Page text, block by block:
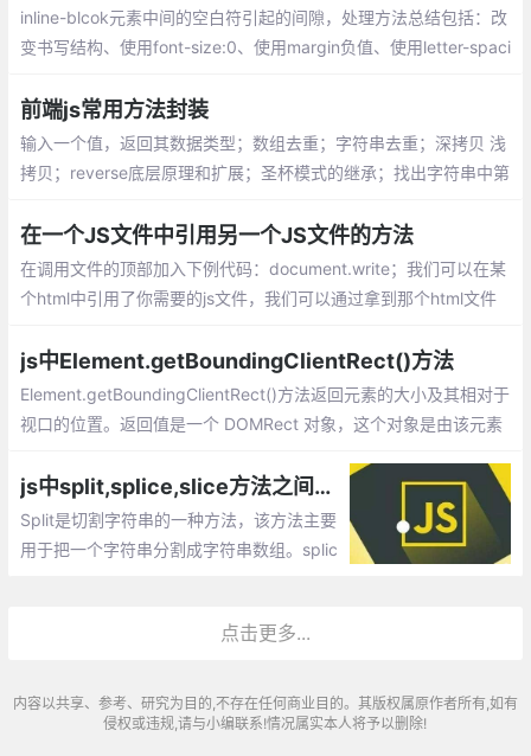
inline-blcok元素中间的空白符引起的间隙，处理方法总结包括：改
变书写结构、使用font-size:0、使用margin负值、使用letter-spaci
6等）、YUI的inline-block间隙处理等...
前端js常用方法封装
输入一个值，返回其数据类型；数组去重；字符串去重；深拷贝 浅
拷贝；reverse底层原理和扩展；圣杯模式的继承；找出字符串中第
在一个JS文件中引用另一个JS文件的方法
在调用文件的顶部加入下例代码：document.write；我们可以在某
个html中引用了你需要的js文件，我们可以通过拿到那个html文件
js中Element.getBoundingClientRect()方法
Element.getBoundingClientRect()方法返回元素的大小及其相对于
视口的位置。返回值是一个 DOMRect 对象，这个对象是由该元素
相关的CSS 边框集合
js中split,splice,slice方法之间的差异_splice()、slice()、split()函数的区分
Split是切割字符串的一种方法，该方法主要
用于把一个字符串分割成字符串数组。splic
要用于截取数组，并返回截取到的新数组。
点击更多...
内容以共享、参考、研究为目的,不存在任何商业目的。其版权属原作者所有,如有
侵权或违规,请与小编联系!情况属实本人将予以删除!